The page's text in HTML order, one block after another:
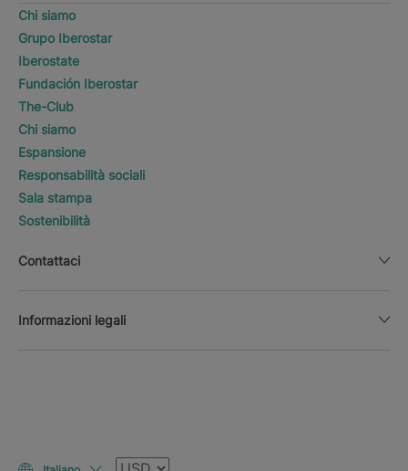
Chi siamo
Grupo Iberostar
Iberostate
Fundación Iberostar
The-Club
Chi siamo
Espansione
Responsabilità sociali
Sala stampa
Sostenibilità
Contattaci
Informazioni legali
Valuta